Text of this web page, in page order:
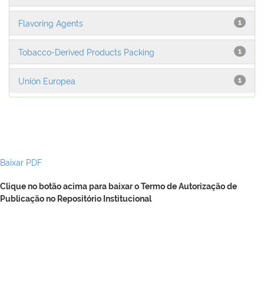
1
Flavoring Agents
1
Tobacco-Derived Products Packing
1
Unión Europea
Baixar PDF
Clique no botão acima para baixar o Termo de Autorização de
Publicação no Repositório Institucional